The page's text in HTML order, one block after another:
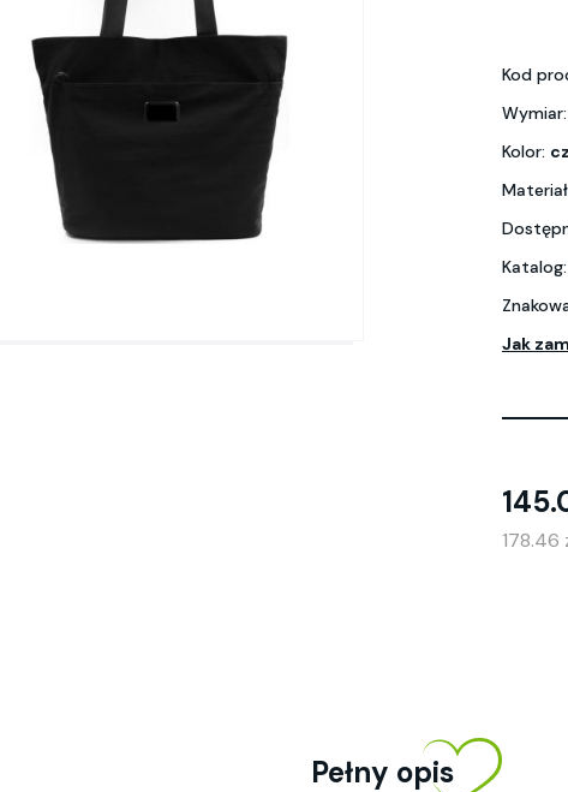
Kod
Wymiar:
Kolor:
Katalog:
Jak
178.46
Pełny opis